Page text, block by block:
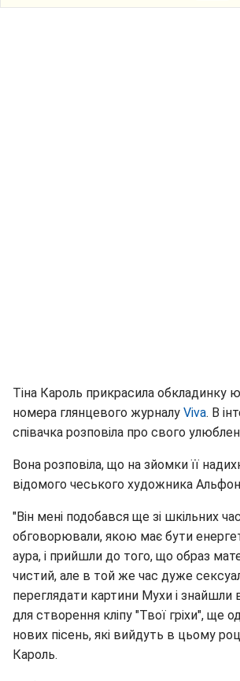
Тіна Кароль прикрасила обкладинку
номера глянцевого журналу Viva. В
співачка розповіла про свого
Вона розповіла, що на зйомки її
відомого чеського художника
"Він мені подобався ще зі шкільних
обговорювали, якою має бути
аура, і прийшли до того, що образ
чистий, але в той же час дуже
переглядати картини Мухи і знайшли
для створення кліпу "Твої гріхи", ще
нових пісень, які вийдуть в цьому
Кароль.